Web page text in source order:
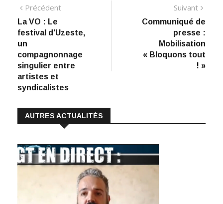
e
b
o
k
e
n
p
y
n
Navigation
de
l’article
PrécédentArticle
La VO : Le
festival d’Uzeste,
un
compagnonnage
singulier entre
artistes et
syndicalistes
Suivant
Communiqué de
presse :
Mobilisation
« Bloquons tout
! »
AUTRES ACTUALITÉS